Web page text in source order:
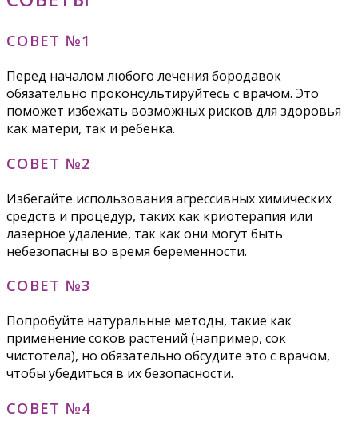
СОВЕТ №1
Перед началом любого лечения бородавок
обязательно проконсультируйтесь с врачом. Это
поможет избежать возможных рисков для здоровья
как матери, так и ребенка.
СОВЕТ №2
Избегайте использования агрессивных химических
средств и процедур, таких как криотерапия или
лазерное удаление, так как они могут быть
небезопасны во время беременности.
СОВЕТ №3
Попробуйте натуральные методы, такие как
применение соков растений (например, сок
чистотела), но обязательно обсудите это с врачом,
чтобы убедиться в их безопасности.
СОВЕТ №4